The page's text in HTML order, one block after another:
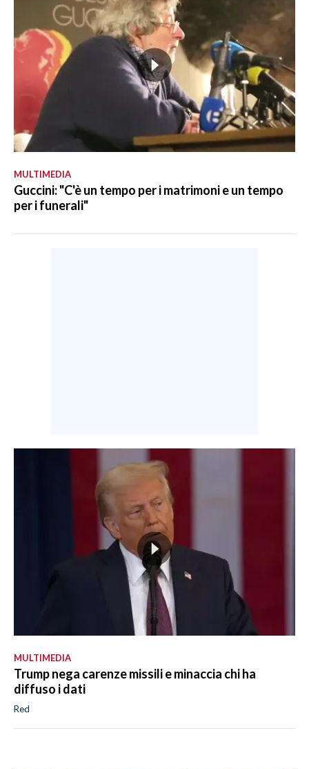
MULTIMEDIA
Guccini: "C'è un tempo per i matrimoni e un tempo
per i funerali"
MULTIMEDIA
Trump nega carenze missili e minaccia chi ha
diffuso i dati
Red